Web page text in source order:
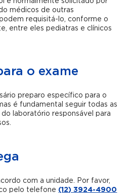
médicos de outras
requisitá-lo, conforme o
entre eles pediatras e clínicos
o exame
preparo específico para o
é fundamental seguir todas as
laboratório responsável para
com a unidade. Por favor,
pelo telefone (12) 3924-4900